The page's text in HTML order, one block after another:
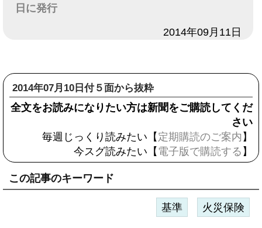
日に発行
2014年09月11日
2014年07月10日付５面から抜粋
全文をお読みになりたい方は新聞をご購読してくだ
さい
毎週じっくり読みたい【 定期購読のご案内 】
今スグ読みたい【 電子版で購読する 】
この記事のキーワード
基準 火災保険